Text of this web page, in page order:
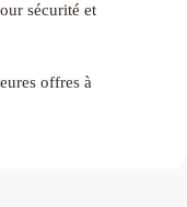
sécurité et
offres à